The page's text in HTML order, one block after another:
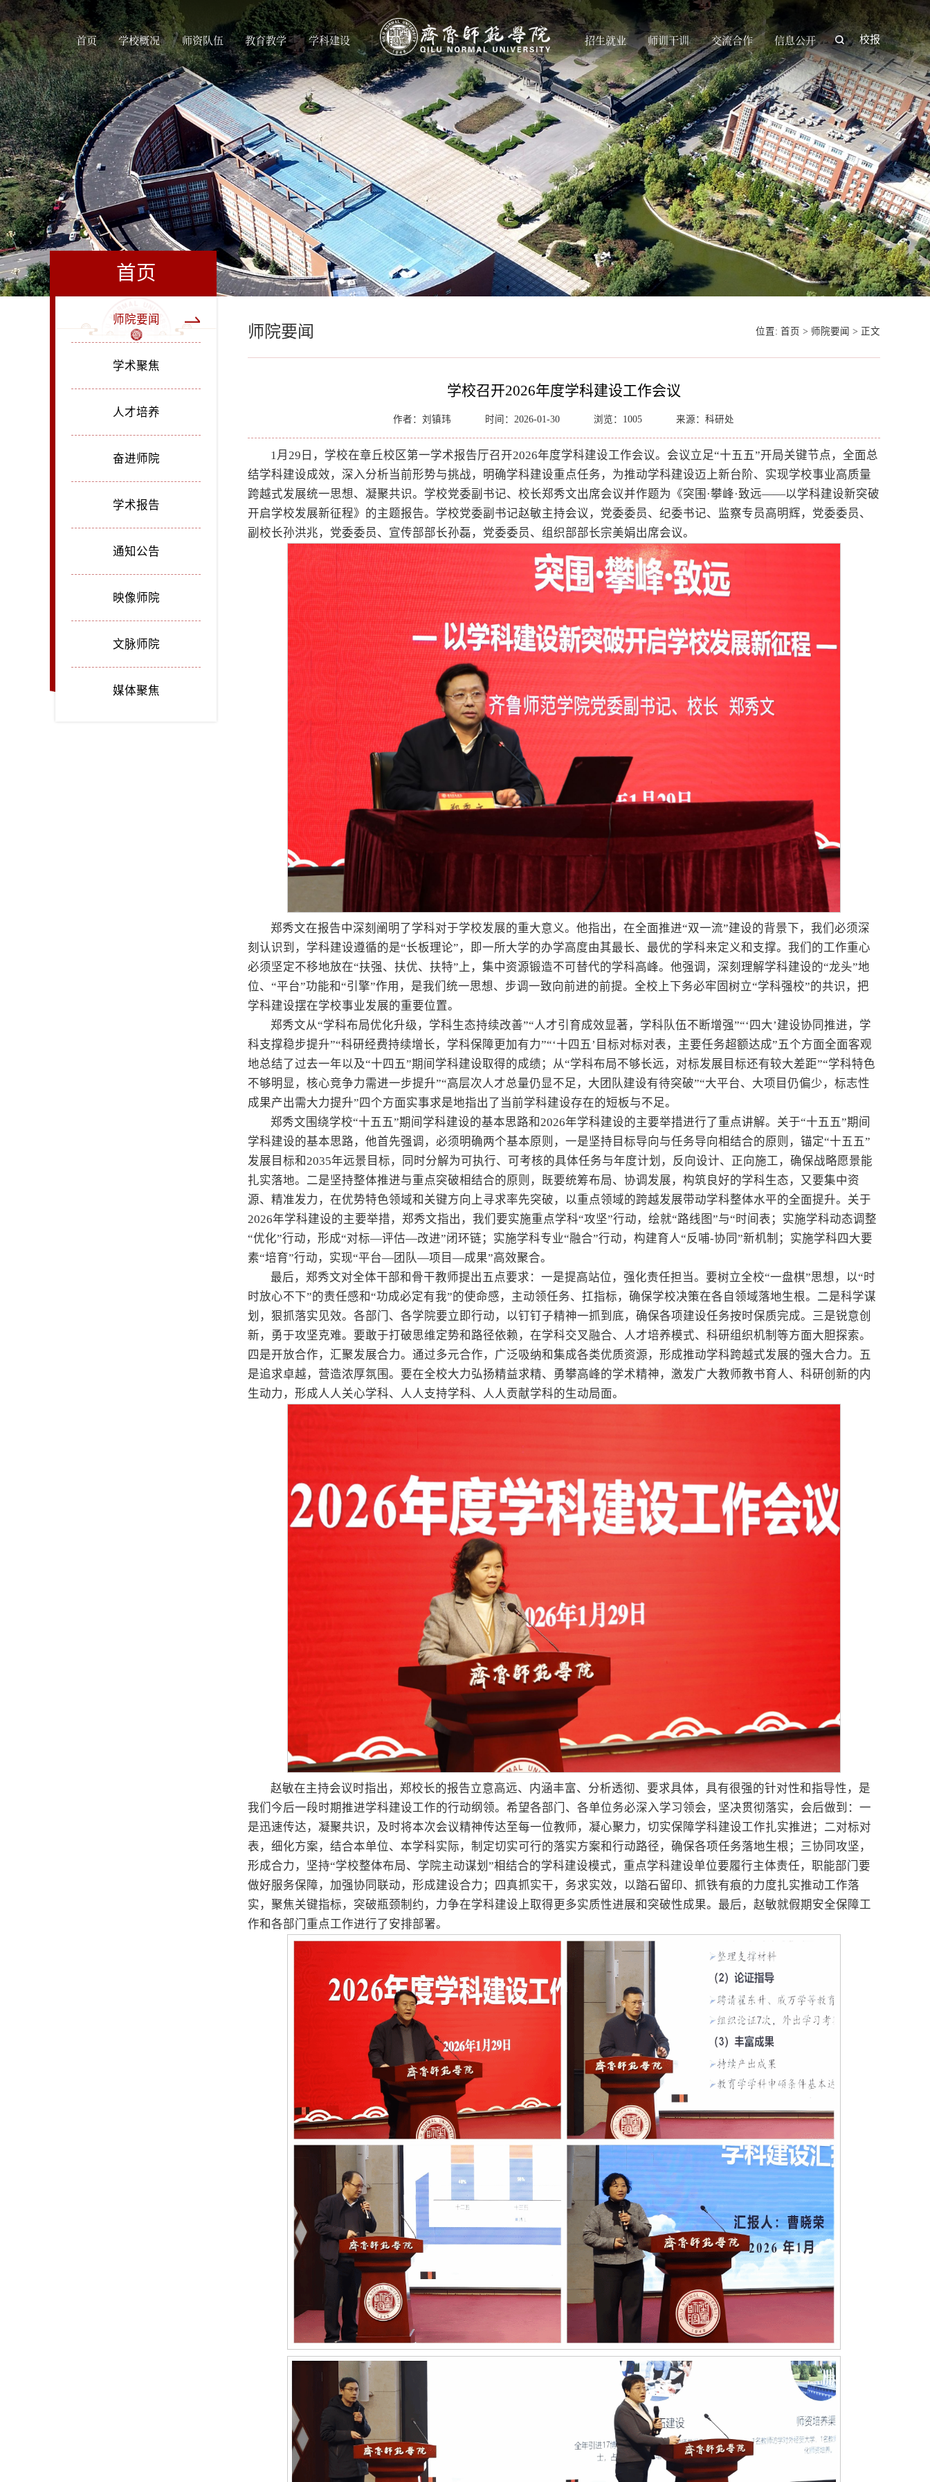
首页 学校概况 师资队伍 教育教学 学科建设 招生就业 师训干训 交流合作 信息公开 校报
首页
师院要闻
学术聚焦
人才培养
奋进师院
学术报告
通知公告
映像师院
文脉师院
媒体聚焦
师院要闻 位置: 首页 > 师院要闻 > 正文
学校召开2026年度学科建设工作会议
作者：刘镇玮 时间：2026-01-30 浏览： 1005 来源：科研处
1月29日，学校在章丘校区第一学术报告厅召开2026年度学科建设工作会议。会议立足“十五五”开局关键节点，全面总
结学科建设成效，深入分析当前形势与挑战，明确学科建设重点任务，为推动学科建设迈上新台阶、实现学校事业高质量
跨越式发展统一思想、凝聚共识。学校党委副书记、校长郑秀文出席会议并作题为《突围·攀峰·致远——以学科建设新突破
开启学校发展新征程》的主题报告。学校党委副书记赵敏主持会议，党委委员、纪委书记、监察专员高明辉，党委委员、
副校长孙洪兆，党委委员、宣传部部长孙磊，党委委员、组织部部长宗美娟出席会议。
郑秀文在报告中深刻阐明了学科对于学校发展的重大意义。他指出，在全面推进“双一流”建设的背景下，我们必须深
刻认识到，学科建设遵循的是“长板理论”，即一所大学的办学高度由其最长、最优的学科来定义和支撑。我们的工作重心
必须坚定不移地放在“扶强、扶优、扶特”上，集中资源锻造不可替代的学科高峰。他强调，深刻理解学科建设的“龙头”地
位、“平台”功能和“引擎”作用，是我们统一思想、步调一致向前进的前提。全校上下务必牢固树立“学科强校”的共识，把
学科建设摆在学校事业发展的重要位置。
郑秀文从“学科布局优化升级，学科生态持续改善”“人才引育成效显著，学科队伍不断增强”“‘四大’建设协同推进，学
科支撑稳步提升”“科研经费持续增长，学科保障更加有力”“‘十四五’目标对标对表，主要任务超额达成”五个方面全面客观
地总结了过去一年以及“十四五”期间学科建设取得的成绩；从“学科布局不够长远，对标发展目标还有较大差距”“学科特色
不够明显，核心竞争力需进一步提升”“高层次人才总量仍显不足，大团队建设有待突破”“大平台、大项目仍偏少，标志性
成果产出需大力提升”四个方面实事求是地指出了当前学科建设存在的短板与不足。
郑秀文围绕学校“十五五”期间学科建设的基本思路和2026年学科建设的主要举措进行了重点讲解。关于“十五五”期间
学科建设的基本思路，他首先强调，必须明确两个基本原则，一是坚持目标导向与任务导向相结合的原则，锚定“十五五”
发展目标和2035年远景目标，同时分解为可执行、可考核的具体任务与年度计划，反向设计、正向施工，确保战略愿景能
扎实落地。二是坚持整体推进与重点突破相结合的原则，既要统筹布局、协调发展，构筑良好的学科生态，又要集中资
源、精准发力，在优势特色领域和关键方向上寻求率先突破，以重点领域的跨越发展带动学科整体水平的全面提升。关于
2026年学科建设的主要举措，郑秀文指出，我们要实施重点学科“攻坚”行动，绘就“路线图”与“时间表；实施学科动态调整
“优化”行动，形成“对标—评估—改进”闭环链；实施学科专业“融合”行动，构建育人“反哺-协同”新机制；实施学科四大要
素“培育”行动，实现“平台—团队—项目—成果”高效聚合。
最后，郑秀文对全体干部和骨干教师提出五点要求：一是提高站位，强化责任担当。要树立全校“一盘棋”思想，以“时
时放心不下”的责任感和“功成必定有我”的使命感，主动领任务、扛指标，确保学校决策在各自领域落地生根。二是科学谋
划，狠抓落实见效。各部门、各学院要立即行动，以钉钉子精神一抓到底，确保各项建设任务按时保质完成。三是锐意创
新，勇于攻坚克难。要敢于打破思维定势和路径依赖，在学科交叉融合、人才培养模式、科研组织机制等方面大胆探索。
四是开放合作，汇聚发展合力。通过多元合作，广泛吸纳和集成各类优质资源，形成推动学科跨越式发展的强大合力。五
是追求卓越，营造浓厚氛围。要在全校大力弘扬精益求精、勇攀高峰的学术精神，激发广大教师教书育人、科研创新的内
生动力，形成人人关心学科、人人支持学科、人人贡献学科的生动局面。
赵敏在主持会议时指出，郑校长的报告立意高远、内涵丰富、分析透彻、要求具体，具有很强的针对性和指导性，是
我们今后一段时期推进学科建设工作的行动纲领。希望各部门、各单位务必深入学习领会，坚决贯彻落实，会后做到：一
是迅速传达，凝聚共识，及时将本次会议精神传达至每一位教师，凝心聚力，切实保障学科建设工作扎实推进；二对标对
表，细化方案，结合本单位、本学科实际，制定切实可行的落实方案和行动路径，确保各项任务落地生根；三协同攻坚，
形成合力，坚持“学校整体布局、学院主动谋划”相结合的学科建设模式，重点学科建设单位要履行主体责任，职能部门要
做好服务保障，加强协同联动，形成建设合力；四真抓实干，务求实效，以踏石留印、抓铁有痕的力度扎实推动工作落
实，聚焦关键指标，突破瓶颈制约，力争在学科建设上取得更多实质性进展和突破性成果。最后，赵敏就假期安全保障工
作和各部门重点工作进行了安排部署。